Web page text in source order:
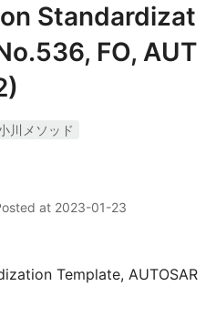
Standardizat
FO, AUT
川メソッド
at 2023-01-23
Template, AUTOSAR